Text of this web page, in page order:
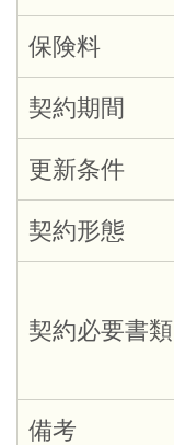
保険料
契約期間
更新条件
契約形態
契約必要書類
備考